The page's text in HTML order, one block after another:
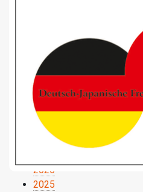
2026
2025